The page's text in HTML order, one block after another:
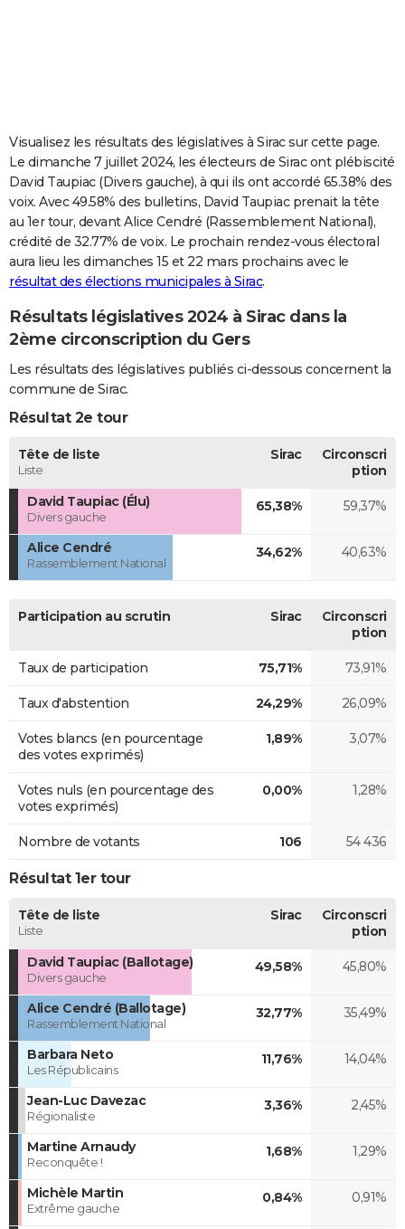
Carte de Noël
Carte Bonne année
Carte Saint-Valentin
Carte Pâques
Carte d'anniversaire
DICTIONNAIRE
Dictionnaire
Biographies
Citations
Expressions
Proverbes
PROGRAMME TV
COPAINS D'AVANT
S'inscrire
Se connecter
Lycées
Collèges
Primaires
Universités
Entreprises
Service militaire
Avis de recherche
AVIS DE DÉCÈS
FORUM
Bricolage
Lifestyle
Culture
Sport
Auto
Television
Voyage
Cinema
Visualisez les résultats des législatives à Sirac sur cette page.
Le dimanche 7 juillet 2024, les électeurs de Sirac ont plébiscité
David Taupiac (Divers gauche), à qui ils ont accordé 65.38% des
voix. Avec 49.58% des bulletins, David Taupiac prenait la tête
au 1er tour, devant Alice Cendré (Rassemblement National),
crédité de 32.77% de voix. Le prochain rendez-vous électoral
aura lieu les dimanches 15 et 22 mars prochains avec le
résultat des élections municipales à Sirac.
Résultats législatives 2024 à Sirac dans la
2ème circonscription du Gers
Les résultats des législatives publiés ci-dessous concernent la
commune de Sirac.
Résultat 2e tour
Tête de liste
Liste
Sirac
Circonscri
ption
David Taupiac (Élu)
Divers gauche
65,38% 59,37%
Alice Cendré
Rassemblement National
34,62% 40,63%
Participation au scrutin Sirac
Circonscri
ption
Taux de participation 75,71% 73,91%
Taux d'abstention 24,29% 26,09%
Votes blancs (en pourcentage
des votes exprimés)
1,89% 3,07%
Votes nuls (en pourcentage des
votes exprimés)
0,00% 1,28%
Nombre de votants 106 54 436
Résultat 1er tour
Tête de liste
Liste
Sirac
Circonscri
ption
David Taupiac (Ballotage)
Divers gauche
49,58% 45,80%
Alice Cendré (Ballotage)
Rassemblement National
32,77% 35,49%
Barbara Neto
Les Républicains
11,76% 14,04%
Jean-Luc Davezac
Régionaliste
3,36% 2,45%
Martine Arnaudy
Reconquête !
1,68% 1,29%
Michèle Martin
Extrême gauche
0,84% 0,91%